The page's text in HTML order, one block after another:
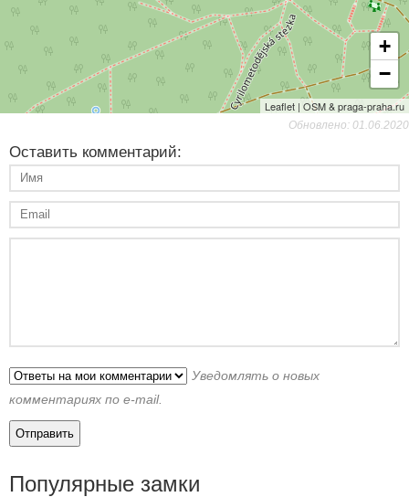
+
−
Leaflet | OSM & praga-praha.ru
Обновлено: 01.06.2020
Оставить комментарий:
Уведомлять о новых
комментариях по e-mail.
Популярные замки